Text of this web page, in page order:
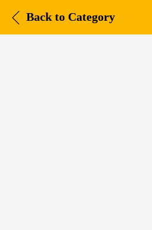
Back to Category